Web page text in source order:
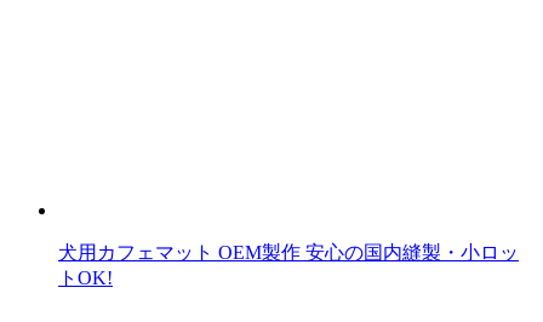
犬用カフェマット OEM製作 安心の国内縫製・小ロッ
トOK!